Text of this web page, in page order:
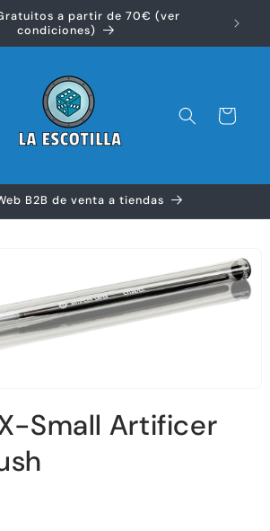
a partir de 70€ (ver
condiciones)
Carrito
B2B de venta a tiendas
Small Artificer